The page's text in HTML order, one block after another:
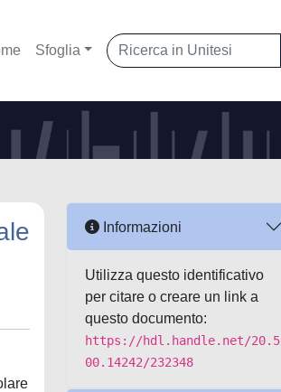
Sfoglia
Informazioni
Utilizza questo identificativo
per citare o creare un link a
questo documento:
https://hdl.handle.net/20.5
00.14242/232348